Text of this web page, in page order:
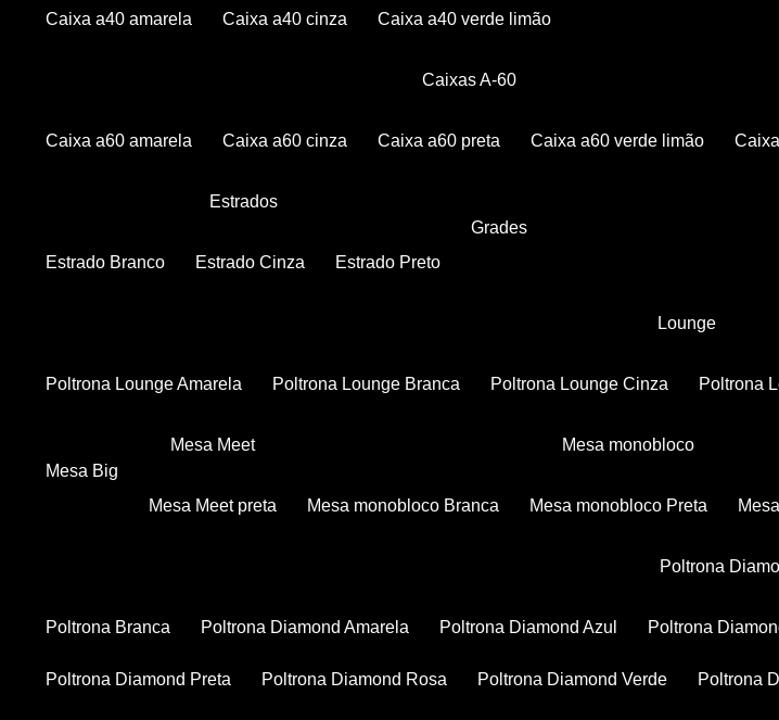
Caixa a40 amarela Caixa a40 cinza Caixa a40 verde limão
Caixas A-60
Caixa a60 amarela Caixa a60 cinza Caixa a60 preta Caixa a60 verde limão
Estrados
Estrado Branco Estrado Cinza Estrado Preto
Grades
Lounge
Poltrona Lounge Amarela Poltrona Lounge Branca Poltrona Lounge Cinza Poltrona
Mesa Big
Mesa Meet
Mesa Meet preta
Mesa monobloco
Mesa monobloco Branca Mesa monobloco Preta
Poltrona
Poltrona Branca Poltrona Diamond Amarela Poltrona Diamond Azul Poltrona
Poltrona Diamond Preta Poltrona Diamond Rosa Poltrona Diamond Verde Poltrona